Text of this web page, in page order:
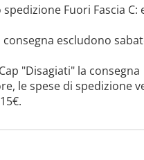
Fuori Fascia C:
escludono
"Disagiati" la consegna
le spese di spedizione